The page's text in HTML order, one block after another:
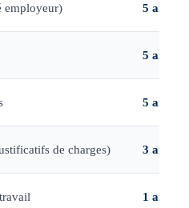
employeur) 5 ans
5 ans
5 ans
de charges) 3 ans
1 an